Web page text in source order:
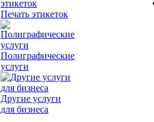
Печать этикеток
Полиграфические
услуги
Другие услуги
для бизнеса